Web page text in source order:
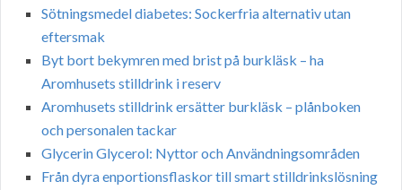
Sötningsmedel diabetes: Sockerfria alternativ utan
eftersmak
Byt bort bekymren med brist på burkläsk – ha
Aromhusets stilldrink i reserv
Aromhusets stilldrink ersätter burkläsk – plånboken
och personalen tackar
Glycerin Glycerol: Nyttor och Användningsområden
Från dyra enportionsflaskor till smart stilldrinkslösning